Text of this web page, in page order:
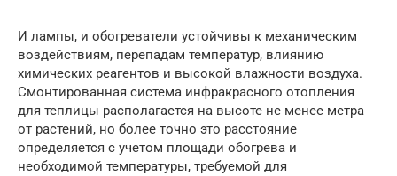
И лампы, и обогреватели устойчивы к механическим
воздействиям, перепадам температур, влиянию
химических реагентов и высокой влажности воздуха.
Смонтированная система инфракрасного отопления
для теплицы располагается на высоте не менее метра
от растений, но более точно это расстояние
определяется с учетом площади обогрева и
необходимой температуры, требуемой для